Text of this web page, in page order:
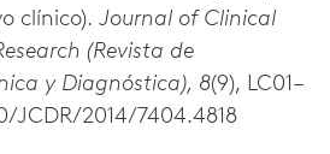
clínico). Journal of Clinical
(Revista de
y Diagnóstica), 8(9), LC01–
JCDR/2014/7404.4818